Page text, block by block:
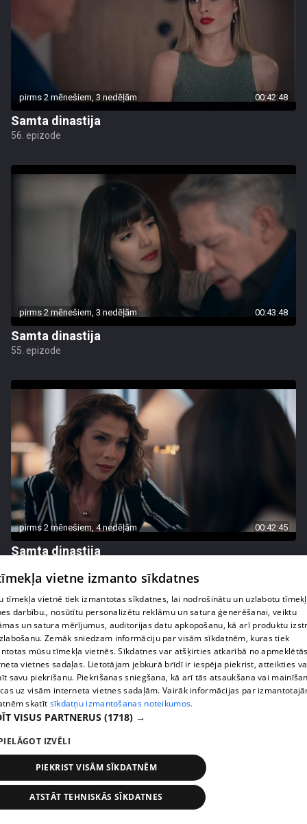
pirms 2 mēnešiem, 3 nedēļām 00:42:48
Samta dinastija
56. epizode
pirms 2 mēnešiem, 3 nedēļām 00:43:48
Samta dinastija
55. epizode
pirms 2 mēnešiem, 4 nedēļām 00:42:45
Samta dinastija
pirms 2 mēnešiem, 4 nedēļām
Samta dinastija
53. epizode
vietne izmanto sīkdatnes
tīmekļa vietnē tiek izmantotas sīkdatnes, lai nodrošinātu un uzlabotu
darbību., nosūtītu personalizētu reklāmu un satura ģenerēšanai, veiktu
un satura mērījumus, auditorijas datu apkopošanu, kā arī produktu
Zemāk sniedzam informāciju par visām sīkdatnēm, kuras tiek
mūsu tīmekļa vietnēs. Sīkdatnes var atšķirties atkarībā no
vietnes sadaļas. Lietotājam jebkurā brīdī ir iespēja piekrist, atteikties
savu piekrišanu. Piekrišanas sniegšana, kā arī tās atsaukšana vai
uz visām interneta vietnes sadaļām. Vairāk informācijas par
skatīt sīkdatņu izmantošanas noteikumos.
VISUS PARTNERUS (1718) →
IZVĒLI
PIEKRIST VISĀM SĪKDATNĒM
ATSTĀT TEHNISKĀS SĪKDATNES